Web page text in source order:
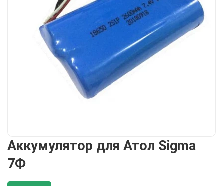
Аккумулятор для Атол Sigma
7Ф